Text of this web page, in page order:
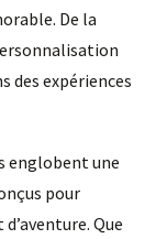
De la
des expériences
englobent une
pour
Que